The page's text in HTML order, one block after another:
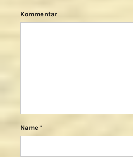
Kommentar
Name *